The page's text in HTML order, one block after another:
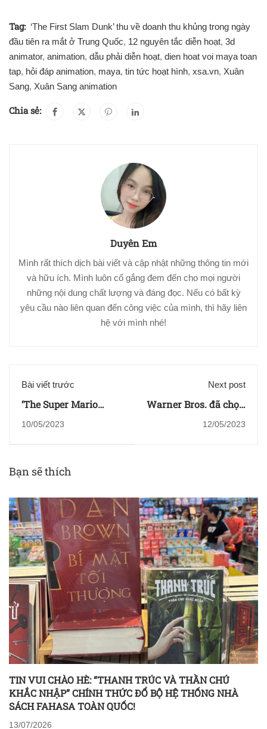
Tag: ‘The First Slam Dunk’ thu về doanh thu khủng trong ngày
đầu tiên ra mắt ở Trung Quốc, 12 nguyên tắc diễn hoạt, 3d
animator, animation, dẫu phải diễn hoạt, dien hoat voi maya toan
tap, hỏi đáp animation, maya, tin tức hoạt hình, xsa.vn, Xuân
Sang, Xuân Sang animation
Chia sẻ:
Duyên Em
Mình rất thích dịch bài viết và cập nhật những thông tin mới
và hữu ích. Mình luôn cố gắng đem đến cho mọi người
những nội dung chất lượng và đáng đọc. Nếu có bất kỳ
yêu cầu nào liên quan đến công việc của mình, thì hãy liên
hệ với mình nhé!
Bài viết trước
‘The Super Mario
‘Minions’ trở thành
đại của Illumination
10/05/2023
Next post
Warner Bros. đã chọn
hoạt hình CG
12/05/2023
Bạn sẽ thích
TIN VUI CHÀO HÈ: “THANH TRÚC VÀ THẦN CHÚ
KHẮC NHẬP” CHÍNH THỨC ĐỔ BỘ HỆ THỐNG NHÀ
SÁCH FAHASA TOÀN QUỐC!
13/07/2026